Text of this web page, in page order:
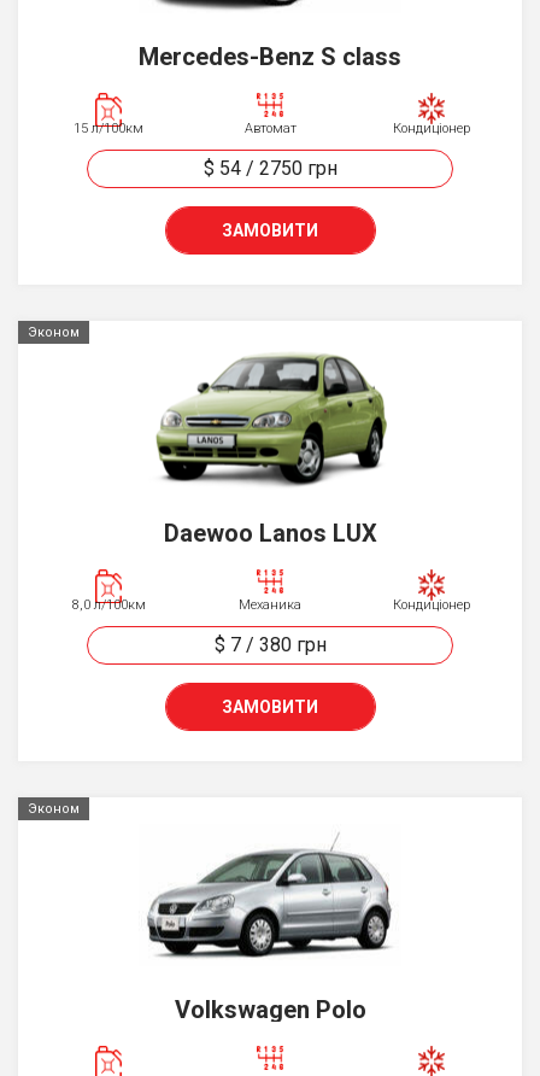
Mercedes-Benz S class
15 л/100км Автомат Кондиціонер
$ 54/ 2750 грн
ЗАМОВИТИ
Эконом
Daewoo Lanos LUX
8,0 л/100км Механика Кондиціонер
$ 7/ 380 грн
ЗАМОВИТИ
Эконом
Volkswagen Polo